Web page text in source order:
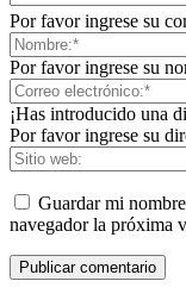
Por favor ingrese su
Por favor ingrese su
¡Has introducido una
Por favor ingrese su
Guardar mi
navegador la próxima